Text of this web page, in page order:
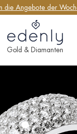
die Angebote der
Gold & Diamanten